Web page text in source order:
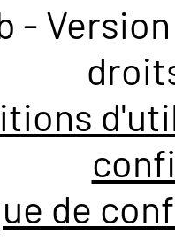
-
de